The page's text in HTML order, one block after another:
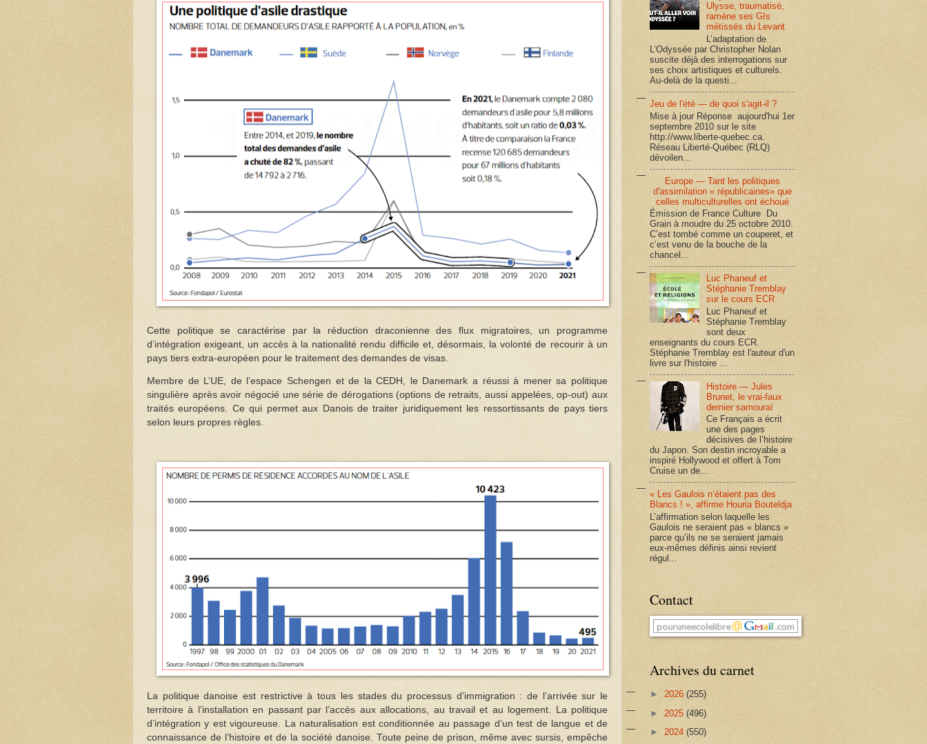
Cette politique se caractérise par la réduction draconienne des flux migratoires, un programme
d’intégration exigeant, un accès à la nationalité rendu difficile et, désormais, la volonté de recourir à un
pays tiers extra-européen pour le traitement des demandes de visas.
Membre de L’UE, de l’espace Schengen et de la CEDH, le Danemark a réussi à mener sa politique
singulière après avoir négocié une série de dérogations (options de retraits, aussi appelées, op-out) aux
traités européens. Ce qui permet aux Danois de traiter juridiquement les ressortissants de pays tiers
selon leurs propres règles.
La politique danoise est restrictive à tous les stades du processus d’immigration : de l’arrivée sur le
territoire à l’installation en passant par l’accès aux allocations, au travail et au logement. La politique
d’intégration y est vigoureuse. La naturalisation est conditionnée au passage d’un test de langue et de
connaissance de l’histoire et de la société danoise. Toute peine de prison, même avec sursis, empêche
Ulysse, traumatisé,
ramène ses GIs
métissés du Levant
L’adaptation de
L’Odyssée par Christopher Nolan
suscite déjà des interrogations sur
ses choix artistiques et culturels.
Au-delà de la questi...
Jeu de l'été — de quoi s'agit-il ?
Mise à jour Réponse aujourd'hui 1er
septembre 2010 sur le site
http://www.liberte-quebec.ca.
Réseau Liberté-Québec (RLQ)
dévoilen...
Europe — Tant les politiques
d'assimilation « républicaines» que
celles multiculturelles ont échoué
Émission de France Culture Du
Grain à moudre du 25 octobre 2010.
C’est tombé comme un couperet, et
c’est venu de la bouche de la
chancel...
Luc Phaneuf et
Stéphanie Tremblay
sur le cours ECR
Luc Phaneuf et
Stéphanie Tremblay
sont deux
enseignants du cours ECR.
Stéphanie Tremblay est l'auteur d'un
livre sur l'histoire ...
Histoire — Jules
Brunet, le vrai-faux
dernier samouraï
Ce Français a écrit
une des pages
décisives de l’histoire
du Japon. Son destin incroyable a
inspiré Hollywood et offert à Tom
Cruise un de...
« Les Gaulois n’étaient pas des
Blancs ! », affirme Houria Bouteldja
L’affirmation selon laquelle les
Gaulois ne seraient pas « blancs »
parce qu’ils ne se seraient jamais
eux-mêmes définis ainsi revient
régul...
Contact
Archives du carnet
► 2026 (255)
► 2025 (496)
► 2024 (550)